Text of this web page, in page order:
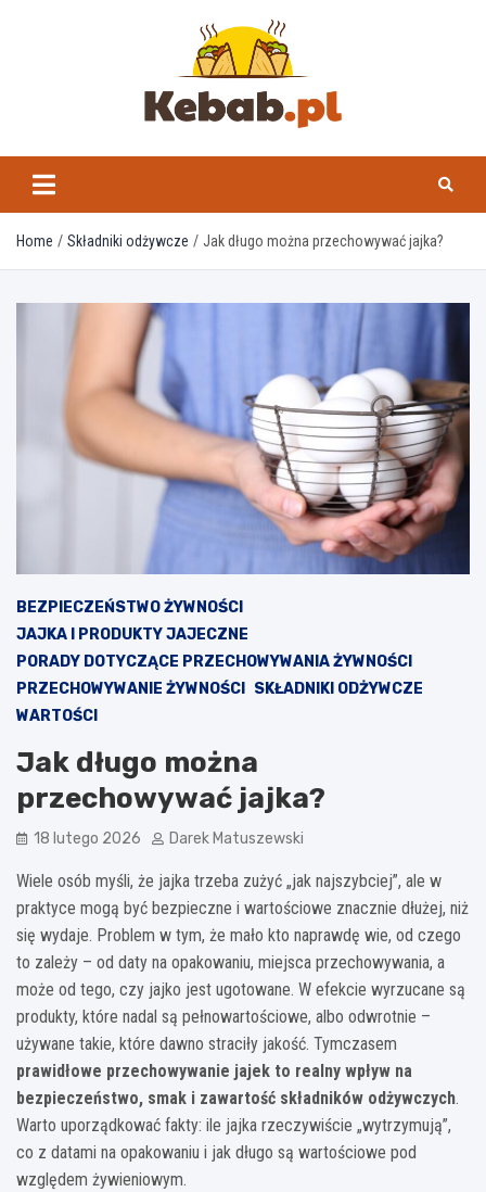
kebab.pl
Home Składniki odżywcze Jak długo można przechowywać jajka?
BEZPIECZEŃSTWO ŻYWNOŚCI
JAJKA I PRODUKTY JAJECZNE
PORADY DOTYCZĄCE PRZECHOWYWANIA ŻYWNOŚCI
PRZECHOWYWANIE ŻYWNOŚCI
SKŁADNIKI ODŻYWCZE
WARTOŚCI
Jak długo można
przechowywać jajka?
18 lutego 2026 Darek Matuszewski
Wiele osób myśli, że jajka trzeba zużyć „jak najszybciej”, ale w
praktyce mogą być bezpieczne i wartościowe znacznie dłużej, niż
się wydaje. Problem w tym, że mało kto naprawdę wie, od czego
to zależy – od daty na opakowaniu, miejsca przechowywania, a
może od tego, czy jajko jest ugotowane. W efekcie wyrzucane są
produkty, które nadal są pełnowartościowe, albo odwrotnie –
używane takie, które dawno straciły jakość. Tymczasem
prawidłowe przechowywanie jajek to realny wpływ na
bezpieczeństwo, smak i zawartość składników odżywczych.
Warto uporządkować fakty: ile jajka rzeczywiście „wytrzymują”,
co z datami na opakowaniu i jak długo są wartościowe pod
względem żywieniowym.